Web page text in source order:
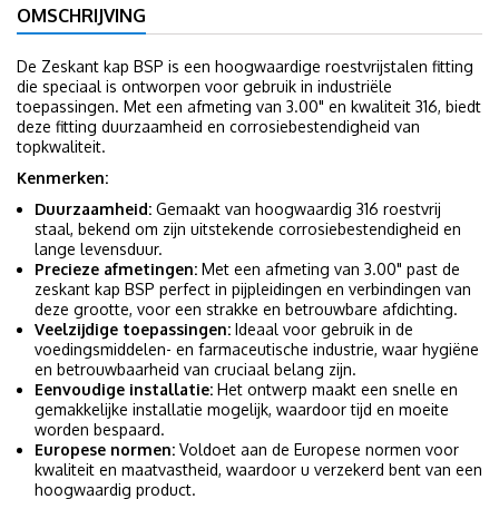
OMSCHRIJVING
De Zeskant kap BSP is een hoogwaardige roestvrijstalen fitting
die speciaal is ontworpen voor gebruik in industriële
toepassingen. Met een afmeting van 3.00" en kwaliteit 316, biedt
deze fitting duurzaamheid en corrosiebestendigheid van
topkwaliteit.
Kenmerken:
Duurzaamheid: Gemaakt van hoogwaardig 316 roestvrij
staal, bekend om zijn uitstekende corrosiebestendigheid en
lange levensduur.
Precieze afmetingen: Met een afmeting van 3.00" past de
zeskant kap BSP perfect in pijpleidingen en verbindingen van
deze grootte, voor een strakke en betrouwbare afdichting.
Veelzijdige toepassingen: Ideaal voor gebruik in de
voedingsmiddelen- en farmaceutische industrie, waar hygiëne
en betrouwbaarheid van cruciaal belang zijn.
Eenvoudige installatie: Het ontwerp maakt een snelle en
gemakkelijke installatie mogelijk, waardoor tijd en moeite
worden bespaard.
Europese normen: Voldoet aan de Europese normen voor
kwaliteit en maatvastheid, waardoor u verzekerd bent van een
hoogwaardig product.